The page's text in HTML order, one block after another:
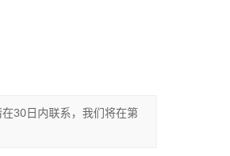
30日内联系，我们将在第